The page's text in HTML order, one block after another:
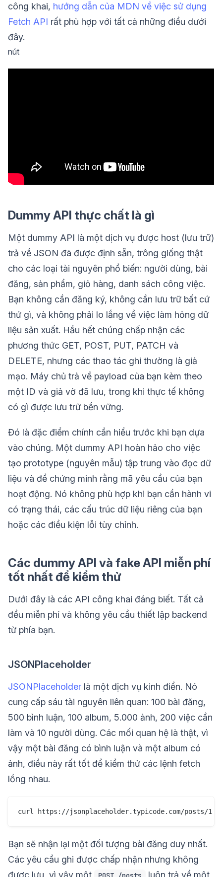
công khai, hướng dẫn của MDN về việc sử dụng
Fetch API rất phù hợp với tất cả những điều dưới
đây.
nút
Dummy API thực chất là gì
Một dummy API là một dịch vụ được host (lưu trữ)
trả về JSON đã được định sẵn, trông giống thật
cho các loại tài nguyên phổ biến: người dùng, bài
đăng, sản phẩm, giỏ hàng, danh sách công việc.
Bạn không cần đăng ký, không cần lưu trữ bất cứ
thứ gì, và không phải lo lắng về việc làm hỏng dữ
liệu sản xuất. Hầu hết chúng chấp nhận các
phương thức GET, POST, PUT, PATCH và
DELETE, nhưng các thao tác ghi thường là giả
mạo. Máy chủ trả về payload của bạn kèm theo
một ID và giả vờ đã lưu, trong khi thực tế không
có gì được lưu trữ bền vững.
Đó là đặc điểm chính cần hiểu trước khi bạn dựa
vào chúng. Một dummy API hoàn hảo cho việc
tạo prototype (nguyên mẫu) tập trung vào đọc dữ
liệu và để chứng minh rằng mã yêu cầu của bạn
hoạt động. Nó không phù hợp khi bạn cần hành vi
có trạng thái, các cấu trúc dữ liệu riêng của bạn
hoặc các điều kiện lỗi tùy chỉnh.
Các dummy API và fake API miễn phí
tốt nhất để kiểm thử
Dưới đây là các API công khai đáng biết. Tất cả
đều miễn phí và không yêu cầu thiết lập backend
từ phía bạn.
JSONPlaceholder
JSONPlaceholder là một dịch vụ kinh điển. Nó
cung cấp sáu tài nguyên liên quan: 100 bài đăng,
500 bình luận, 100 album, 5.000 ảnh, 200 việc cần
làm và 10 người dùng. Các mối quan hệ là thật, vì
vậy một bài đăng có bình luận và một album có
ảnh, điều này rất tốt để kiểm thử các lệnh fetch
lồng nhau.
Bạn sẽ nhận lại một đối tượng bài đăng duy nhất.
Các yêu cầu ghi được chấp nhận nhưng không
được lưu, vì vậy một
luôn trả về một